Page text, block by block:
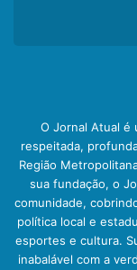
O Jornal Atual é
respeitada,
Região
sua fundação, o
comunidade,
política local e
esportes e cultura.
inabalável com a